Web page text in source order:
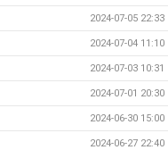
2024-07-05 22:33
2024-07-04 11:10
2024-07-03 10:31
2024-07-01 20:30
2024-06-30 15:00
2024-06-27 22:40